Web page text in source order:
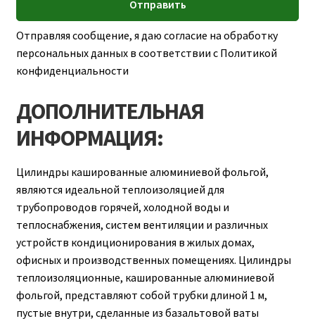
Отправляя сообщение, я даю согласие на обработку
персональных данных в соответствии с Политикой
конфиденциальности
ДОПОЛНИТЕЛЬНАЯ
ИНФОРМАЦИЯ:
Цилиндры кашированные алюминиевой фольгой,
являются идеальной теплоизоляцией для
трубопроводов горячей, холодной воды и
теплоснабжения, систем вентиляции и различных
устройств кондиционирования в жилых домах,
офисных и производственных помещениях. Цилиндры
теплоизоляционные, кашированные алюминиевой
фольгой, представляют собой трубки длиной 1 м,
пустые внутри, сделанные из базальтовой ваты